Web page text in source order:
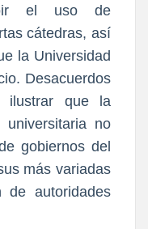
el uso de
cátedras, así
la Universidad
Desacuerdos
ilustrar que la
no
gobiernos del
más variadas
de autoridades